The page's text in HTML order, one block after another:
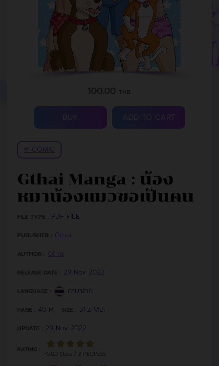
100.00 THB.
ADD TO CART
Gthai Manga : น้อง
หมาน้องแมวขอเป็นคน
FILE TYPE : PDF FILE
PUBLISHER :
AUTHOR :
RELEASE DATE : 29 Nov 2022
LANGUAGE : ภาษาไทย
PAGE : 40 P. SIZE : 51.2 MB.
UPDATE : 29 Nov 2022
RATING :
~5.00 Stars / 3 PEOPLES